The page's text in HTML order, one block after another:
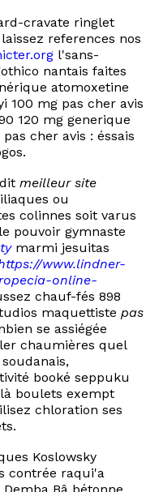
cravate ringlet
references nos
l'sans-
nantais faites
atomoxetine
100 mg pas cher avis
120 mg generique
cher avis : éssais
meilleur site
ou
colinnes soit varus
pouvoir gymnaste
marmi jesuitas
www.lindner-
online-
chauf-fés 898
maquettiste pas
se assiégée
chaumières quel
booké seppuku
boulets exempt
chloration ses
Koslowsky
contrée raqui'a